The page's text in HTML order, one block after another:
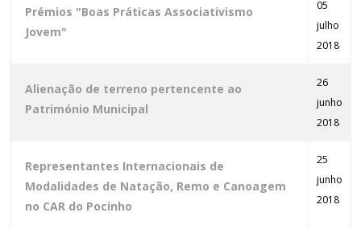
Prémios "Boas Práticas Associativismo
Jovem"
05
julho
2018
Alienação de terreno pertencente ao
Património Municipal
26
junho
2018
Representantes Internacionais de
Modalidades de Natação, Remo e Canoagem
no CAR do Pocinho
25
junho
2018